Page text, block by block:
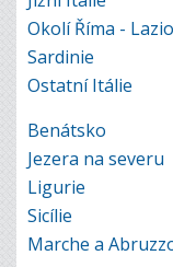
Okolí Říma - Lazio
Sardinie
Ostatní Itálie
Benátsko
Jezera na severu
Ligurie
Sicílie
Marche a